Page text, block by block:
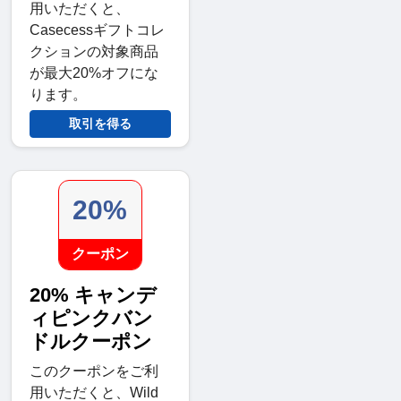
用いただくと、
Casecessギフトコレ
クションの対象商品
が最大20%オフにな
ります。
取引を得る
20%
クーポン
20% キャンデ
ィピンクバン
ドルクーポン
このクーポンをご利
用いただくと、Wild